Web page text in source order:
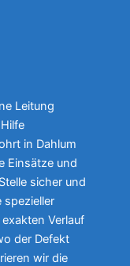
Leitung
in Dahlum
Einsätze und
sicher und
spezieller
Verlauf
der Defekt
wir die